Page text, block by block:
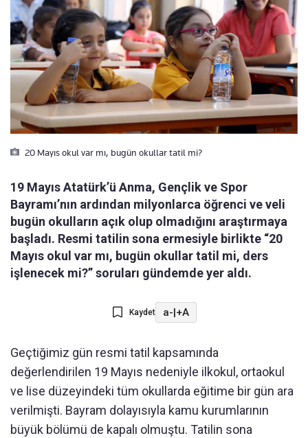
20 Mayıs okul var mı, bugün okullar tatil mi?
19 Mayıs Atatürk’ü Anma, Gençlik ve Spor
Bayramı’nın ardından milyonlarca öğrenci ve veli
bugün okulların açık olup olmadığını araştırmaya
başladı. Resmi tatilin sona ermesiyle birlikte “20
Mayıs okul var mı, bugün okullar tatil mi, ders
işlenecek mi?” soruları gündemde yer aldı.
Kaydet a-|+A
Geçtiğimiz gün resmi tatil kapsamında
değerlendirilen 19 Mayıs nedeniyle ilkokul, ortaokul
ve lise düzeyindeki tüm okullarda eğitime bir gün ara
verilmişti. Bayram dolayısıyla kamu kurumlarının
büyük bölümü de kapalı olmuştu. Tatilin sona